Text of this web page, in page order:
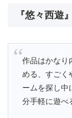
『悠々西遊
作品はかなり
める、すごく
ームを探し中
分手軽に遊べ